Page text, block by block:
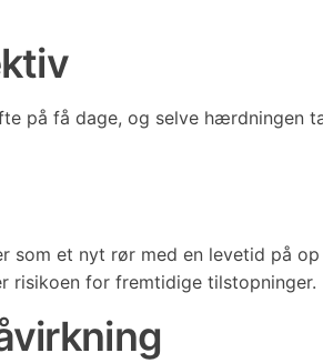
på få dage, og selve hærdningen
som et nyt rør med en levetid på
risikoen for fremtidige tilstopninger.